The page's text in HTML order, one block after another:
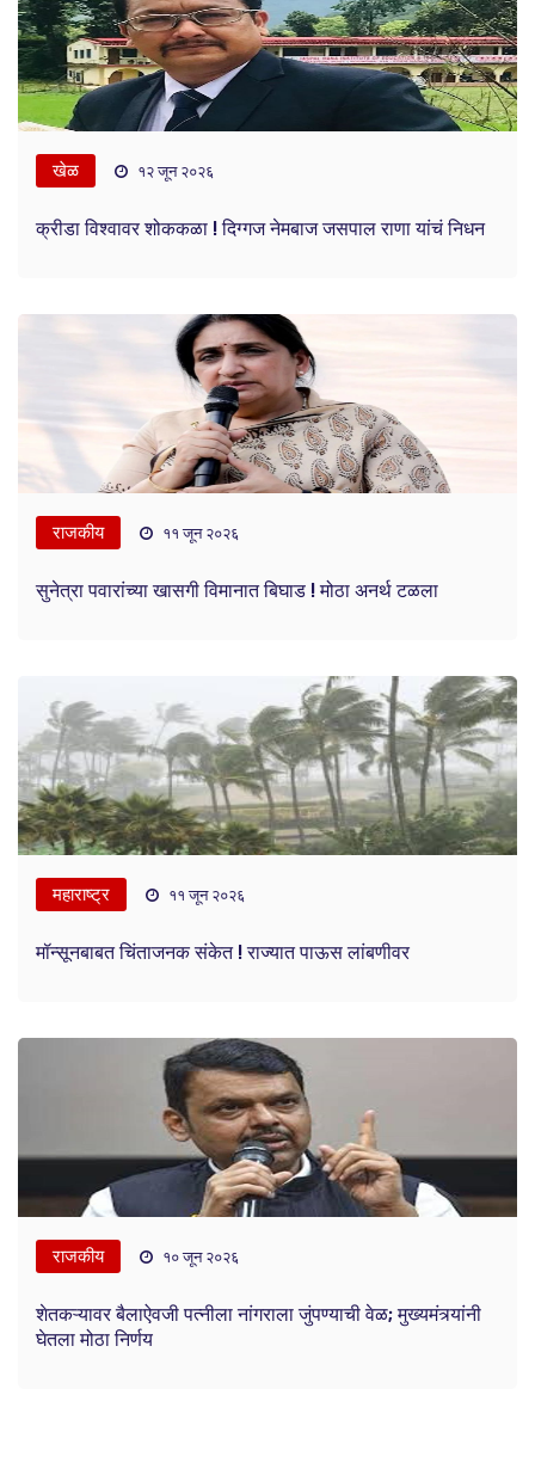
खेळ १२ जून २०२६
क्रीडा विश्वावर शोककळा ! दिग्गज नेमबाज जसपाल राणा यांचं निधन
राजकीय ११ जून २०२६
सुनेत्रा पवारांच्या खासगी विमानात बिघाड ! मोठा अनर्थ टळला
महाराष्ट्र ११ जून २०२६
मॉन्सूनबाबत चिंताजनक संकेत ! राज्यात पाऊस लांबणीवर
राजकीय १० जून २०२६
शेतकऱ्यावर बैलाऐवजी पत्नीला नांगराला जुंपण्याची वेळ; मुख्यमंत्र्यांनी
घेतला मोठा निर्णय